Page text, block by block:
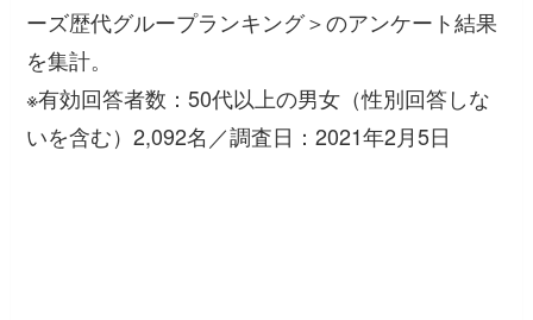
ーズ歴代グループランキング＞のアンケート結果
を集計。
※有効回答者数：50代以上の男女（性別回答しな
いを含む）2,092名／調査日：2021年2月5日